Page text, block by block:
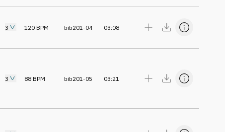
3 120 BPM bib201-04 03:08
3 88 BPM bib201-05 03:21